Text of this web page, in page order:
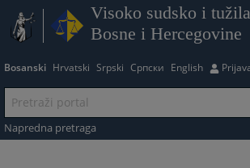
Visoko sudsko i
Bosne i Hercegovine
Bosanski Hrvatski Srpski Српски English
Napredna pretraga